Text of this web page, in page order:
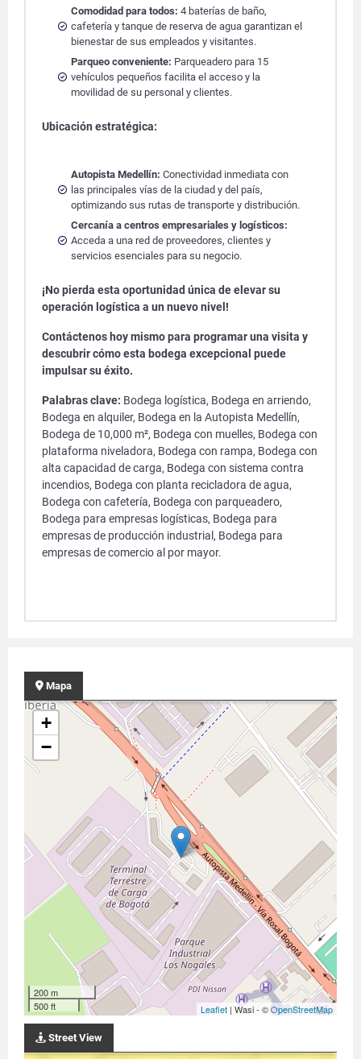
Comodidad para todos: 4 baterías de baño,
cafetería y tanque de reserva de agua garantizan el
bienestar de sus empleados y visitantes.
Parqueo conveniente: Parqueadero para 15
vehículos pequeños facilita el acceso y la
movilidad de su personal y clientes.
Ubicación estratégica:
Autopista Medellín: Conectividad inmediata con
las principales vías de la ciudad y del país,
optimizando sus rutas de transporte y distribución.
Cercanía a centros empresariales y logísticos:
Acceda a una red de proveedores, clientes y
servicios esenciales para su negocio.
¡No pierda esta oportunidad única de elevar su
operación logística a un nuevo nivel!
Contáctenos hoy mismo para programar una visita y
descubrir cómo esta bodega excepcional puede
impulsar su éxito.
Palabras clave: Bodega logística, Bodega en arriendo,
Bodega en alquiler, Bodega en la Autopista Medellín,
Bodega de 10,000 m², Bodega con muelles, Bodega con
plataforma niveladora, Bodega con rampa, Bodega con
alta capacidad de carga, Bodega con sistema contra
incendios, Bodega con planta recicladora de agua,
Bodega con cafetería, Bodega con parqueadero,
Bodega para empresas logísticas, Bodega para
empresas de producción industrial, Bodega para
empresas de comercio al por mayor.
Mapa
+
−
200 m
500 ft
Leaflet | Wasi - ©OpenStreetMap
Street View